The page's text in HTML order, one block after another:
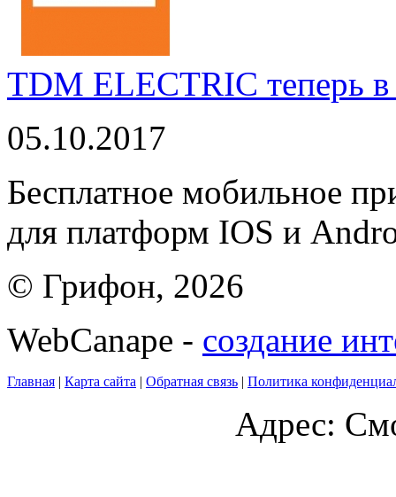
TDM ELECTRIC теперь
05.10.2017
Бесплатное мобильное
для платформ IOS и
© Грифон, 2026
WebCanape - создание
Главная | Карта сайта | Обратная связь | Политика
Адрес: